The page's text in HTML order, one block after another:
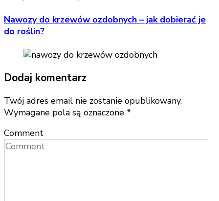
Nawozy do krzewów ozdobnych – jak dobierać je
do roślin?
Dodaj komentarz
Twój adres email nie zostanie opublikowany.
Wymagane pola są oznaczone *
Comment